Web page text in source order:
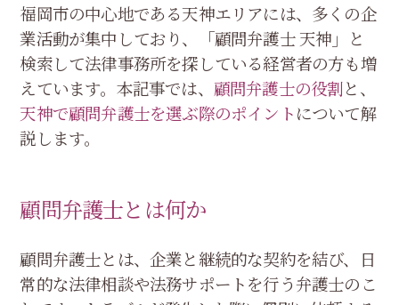
福岡市の中心地である天神エリアには、多くの企
業活動が集中しており、「顧問弁護士 天神」と
検索して法律事務所を探している経営者の方も増
えています。本記事では、 顧問弁護士の役割と、
天神で顧問弁護士を選ぶ際のポイントについて解
説します。
顧問弁護士とは何か
顧問弁護士とは、企業と継続的な契約を結び、日
常的な法律相談や法務サポートを行う弁護士のこ